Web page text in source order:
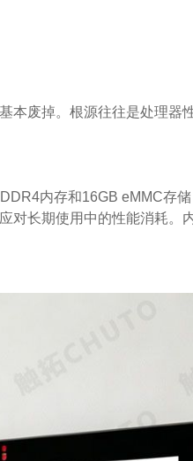
本废掉。根源往往是处理器
内存和16GB eMMC存
对长期使用中的性能消耗。